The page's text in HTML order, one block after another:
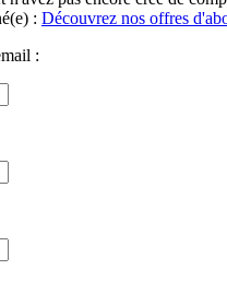
: Découvrez nos offres
: